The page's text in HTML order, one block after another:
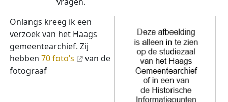
Onlangs kreeg ik een
verzoek van het Haags
gemeentearchief. Zij
hebben 70 foto’s
van de
fotograaf